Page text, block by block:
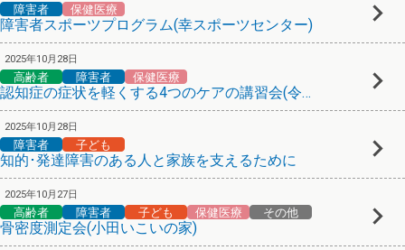
障害者 保健医療
障害者スポーツプログラム(幸スポーツセンター)
2025年10月28日
高齢者 障害者 保健医療
認知症の症状を軽くする4つのケアの講習会(令和7年11月17日)
2025年10月28日
障害者 子ども
知的･発達障害のある人と家族を支えるために
2025年10月27日
高齢者 障害者 子ども 保健医療 その他
骨密度測定会(⼩⽥いこいの家)